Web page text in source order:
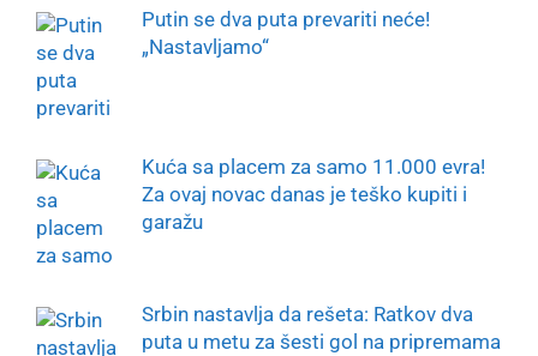
Putin se dva puta prevariti neće!
„Nastavljamo“
Kuća sa placem za samo 11.000 evra!
Za ovaj novac danas je teško kupiti i
garažu
Srbin nastavlja da rešeta: Ratkov dva
puta u metu za šesti gol na pripremama